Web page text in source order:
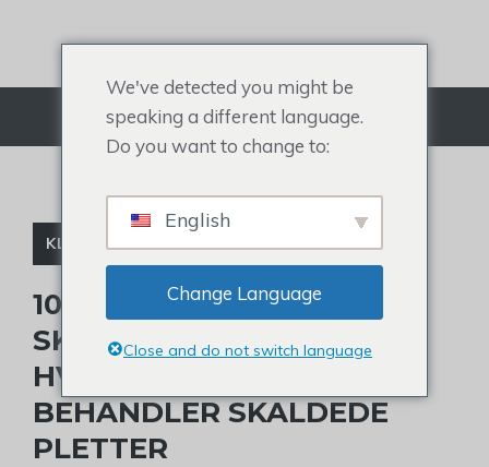
Menu
KLIP TIL MÆND
10 BEDSTE HÅRKLIPP TIL
SKALDET KRONE OG
HVORDAN MAN
BEHANDLER SKALDEDE
PLETTER
We've detected you might be
speaking a different language.
Do you want to change to:
English
Change Language
Close and do not switch language